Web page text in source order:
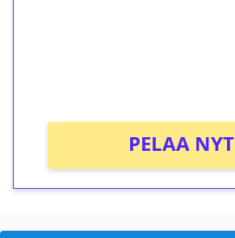
PELAA NYT